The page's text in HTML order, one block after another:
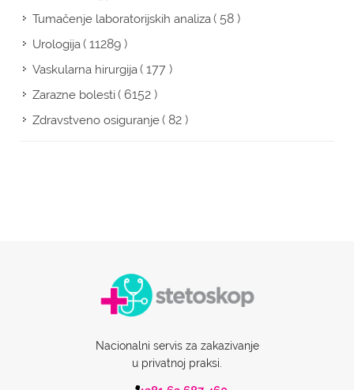
Tumačenje laboratorijskih analiza( 58 )
Urologija( 11289 )
Vaskularna hirurgija( 177 )
Zarazne bolesti( 6152 )
Zdravstveno osiguranje( 82 )
Nacionalni servis za zakazivanje
u privatnoj praksi.